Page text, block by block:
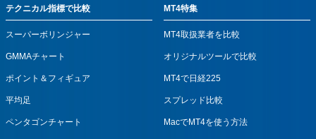
テクニカル指標で比較
スーパーボリンジャー
GMMAチャート
ポイント＆フィギュア
平均足
ペンタゴンチャート
MT4特集
MT4取扱業者を比較
オリジナルツールで比較
MT4で日経225
スプレッド比較
MacでMT4を使う方法